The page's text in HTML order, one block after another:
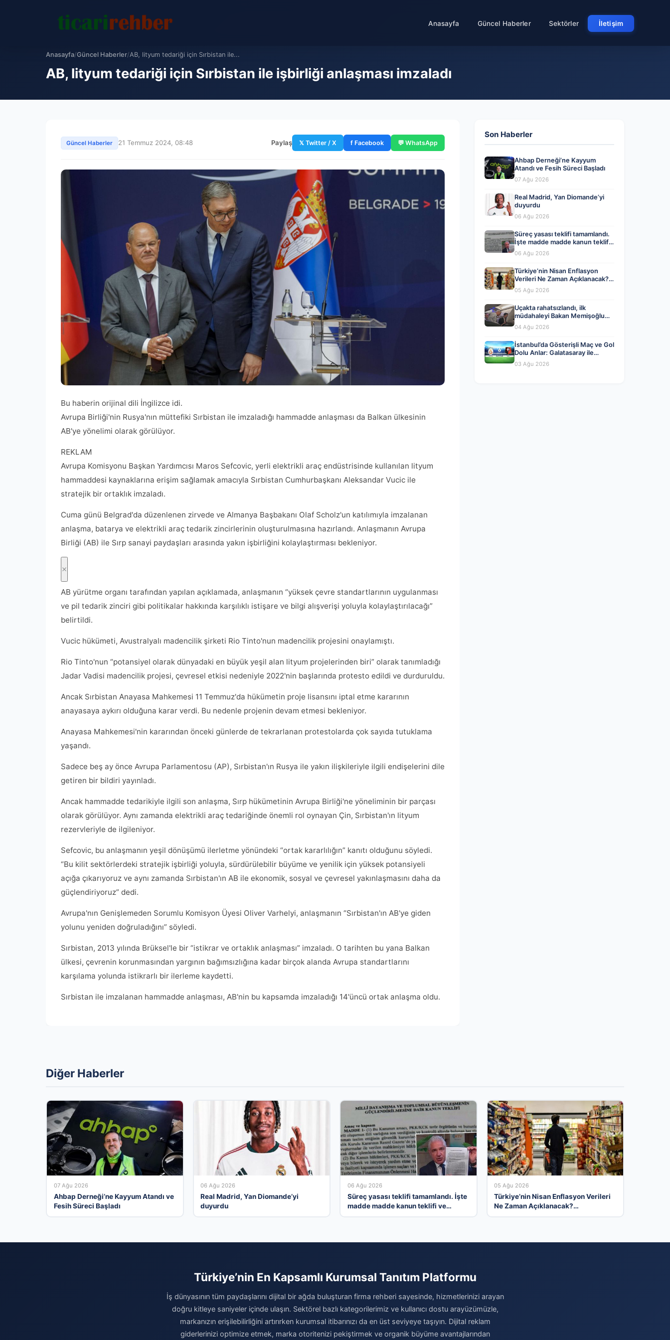
Anasayfa Güncel Haberler Sektörler İletişim
Anasayfa/Güncel Haberler/AB, lityum tedariği için Sırbistan ile...
AB, lityum tedariği için Sırbistan ile işbirliği anlaşması imzaladı
Güncel Haberler 21 Temmuz 2024, 08:48 Paylaş 𝕏 Twitter / X f Facebook 💬 WhatsApp
Bu haberin orijinal dili İngilizce idi.
Avrupa Birliği'nin Rusya'nın müttefiki Sırbistan ile imzaladığı hammadde anlaşması da Balkan ülkesinin
AB'ye yönelimi olarak görülüyor.
REKLAM
Avrupa Komisyonu Başkan Yardımcısı Maros Sefcovic, yerli elektrikli araç endüstrisinde kullanılan lityum
hammaddesi kaynaklarına erişim sağlamak amacıyla Sırbistan Cumhurbaşkanı Aleksandar Vucic ile
stratejik bir ortaklık imzaladı.
Cuma günü Belgrad'da düzenlenen zirvede ve Almanya Başbakanı Olaf Scholz'un katılımıyla imzalanan
anlaşma, batarya ve elektrikli araç tedarik zincirlerinin oluşturulmasına hazırlandı. Anlaşmanın Avrupa
Birliği (AB) ile Sırp sanayi paydaşları arasında yakın işbirliğini kolaylaştırması bekleniyor.
AB yürütme organı tarafından yapılan açıklamada, anlaşmanın “yüksek çevre standartlarının uygulanması
ve pil tedarik zinciri gibi politikalar hakkında karşılıklı istişare ve bilgi alışverişi yoluyla kolaylaştırılacağı”
belirtildi.
Vucic hükümeti, Avustralyalı madencilik şirketi Rio Tinto'nun madencilik projesini onaylamıştı.
Rio Tinto'nun “potansiyel olarak dünyadaki en büyük yeşil alan lityum projelerinden biri” olarak tanımladığı
Jadar Vadisi madencilik projesi, çevresel etkisi nedeniyle 2022'nin başlarında protesto edildi ve durduruldu.
Ancak Sırbistan Anayasa Mahkemesi 11 Temmuz'da hükümetin proje lisansını iptal etme kararının
anayasaya aykırı olduğuna karar verdi. Bu nedenle projenin devam etmesi bekleniyor.
Anayasa Mahkemesi'nin kararından önceki günlerde de tekrarlanan protestolarda çok sayıda tutuklama
yaşandı.
Sadece beş ay önce Avrupa Parlamentosu (AP), Sırbistan'ın Rusya ile yakın ilişkileriyle ilgili endişelerini dile
getiren bir bildiri yayınladı.
Ancak hammadde tedarikiyle ilgili son anlaşma, Sırp hükümetinin Avrupa Birliği'ne yöneliminin bir parçası
olarak görülüyor. Aynı zamanda elektrikli araç tedariğinde önemli rol oynayan Çin, Sırbistan'ın lityum
rezervleriyle de ilgileniyor.
Sefcovic, bu anlaşmanın yeşil dönüşümü ilerletme yönündeki “ortak kararlılığın” kanıtı olduğunu söyledi.
“Bu kilit sektörlerdeki stratejik işbirliği yoluyla, sürdürülebilir büyüme ve yenilik için yüksek potansiyeli
açığa çıkarıyoruz ve aynı zamanda Sırbistan'ın AB ile ekonomik, sosyal ve çevresel yakınlaşmasını daha da
güçlendiriyoruz” dedi.
Avrupa'nın Genişlemeden Sorumlu Komisyon Üyesi Oliver Varhelyi, anlaşmanın “Sırbistan'ın AB'ye giden
yolunu yeniden doğruladığını” söyledi.
Sırbistan, 2013 yılında Brüksel'le bir “istikrar ve ortaklık anlaşması” imzaladı. O tarihten bu yana Balkan
ülkesi, çevrenin korunmasından yargının bağımsızlığına kadar birçok alanda Avrupa standartlarını
karşılama yolunda istikrarlı bir ilerleme kaydetti.
Sırbistan ile imzalanan hammadde anlaşması, AB'nin bu kapsamda imzaladığı 14'üncü ortak anlaşma oldu.
Son Haberler
Ahbap Derneği’ne Kayyum
Atandı ve Fesih Süreci Başladı
07 Ağu 2026
Real Madrid, Yan Diomande’yi
duyurdu
06 Ağu 2026
Süreç yasası teklifi tamamlandı.
İşte madde madde kanun teklifi
ve gerekçelerinin tam metni
06 Ağu 2026
Türkiye’nin Nisan Enflasyon
Verileri Ne Zaman Açıklanacak?
Ekonomistlerin Tahminleri ve
Beklentiler
05 Ağu 2026
Uçakta rahatsızlandı, ilk
müdahaleyi Bakan Memişoğlu
yaptı
04 Ağu 2026
İstanbul’da Gösterişli Maç ve Gol
Dolu Anlar: Galatasaray ile
Rennes Berabere Kaldı
03 Ağu 2026
Diğer Haberler
07 Ağu 2026
Ahbap Derneği’ne Kayyum Atandı ve
Fesih Süreci Başladı
06 Ağu 2026
Real Madrid, Yan Diomande’yi
duyurdu
06 Ağu 2026
Süreç yasası teklifi tamamlandı. İşte
madde madde kanun teklifi ve
05 Ağu 2026
Türkiye’nin Nisan Enflasyon Verileri
Ne Zaman Açıklanacak?
Türkiye’nin En Kapsamlı Kurumsal Tanıtım Platformu
İş dünyasının tüm paydaşlarını dijital bir ağda buluşturan firma rehberi sayesinde, hizmetlerinizi arayan
doğru kitleye saniyeler içinde ulaşın. Sektörel bazlı kategorilerimiz ve kullanıcı dostu arayüzümüzle,
markanızın erişilebilirliğini artırırken kurumsal itibarınızı da en üst seviyeye taşıyın. Dijital reklam
giderlerinizi optimize etmek, marka otoritenizi pekiştirmek ve organik büyüme avantajlarından